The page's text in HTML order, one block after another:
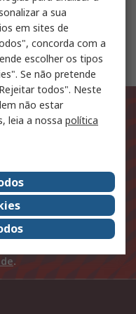
últimas
Subscrever
ao
.
a sua
em sites de
concorda com a
escolher os tipos
Se não pretende
todos". Neste
não estar
leia a nossa política